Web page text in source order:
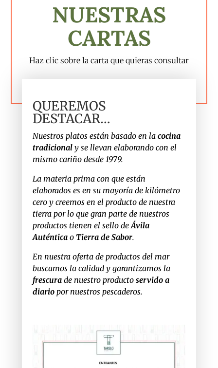
NUESTRAS
CARTAS
Haz clic sobre la carta que quieras consultar
QUEREMOS
DESTACAR…
Nuestros platos están basado en la cocina
tradicionaly se llevan elaborando con el
mismo cariño desde 1979.
La materia prima con que están
elaborados es en su mayoría de kilómetro
cero y creemos en el producto de nuestra
tierra por lo que gran parte de nuestros
productos tienen el sello de Ávila
Auténticao Tierra de Sabor.
En nuestra oferta de productos del mar
buscamos la calidad y garantizamos la
frescurade nuestro producto servido a
diariopor nuestros pescaderos.